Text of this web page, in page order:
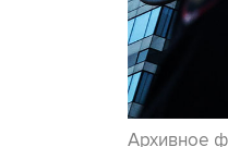
Архивное